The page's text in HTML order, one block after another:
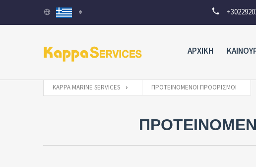
ΑΡΧΙΚΗ
KAPPA MARINE SERVICES ΠΡΟΤΕΙΝΌΜΕΝΟΙ ΠΡΟΟΡΙΣΜΟΊ